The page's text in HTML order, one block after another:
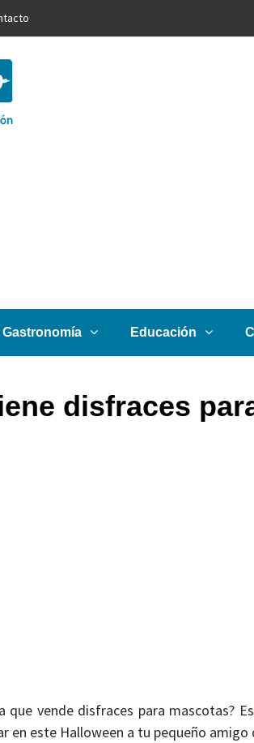
Gastronomía Educación
disfraces
vende disfraces para mascotas? Es
en este Halloween a tu pequeño amigo